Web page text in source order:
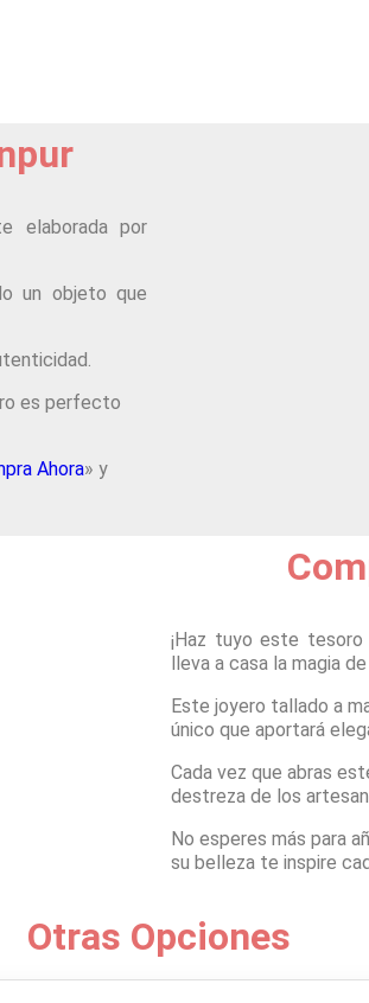
elaborada por
un objeto que
es perfecto
Ahora» y
¡Haz tuyo este tesoro
lleva a casa la magia de
Este joyero tallado a
único que aportará
Cada vez que abras
destreza de los
No esperes más para
su belleza te inspire
Otras Opciones